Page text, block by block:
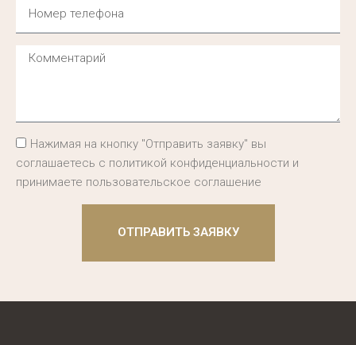
Нажимая на кнопку "Отправить заявку" вы
соглашаетесь с политикой конфиденциальности и
принимаете пользовательское соглашение
ОТПРАВИТЬ ЗАЯВКУ